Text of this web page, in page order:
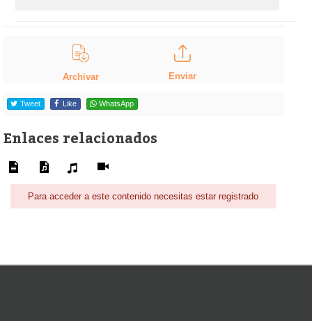
Archivar Enviar
Tweet Like WhatsApp
Enlaces relacionados
Para acceder a este contenido necesitas estar registrado